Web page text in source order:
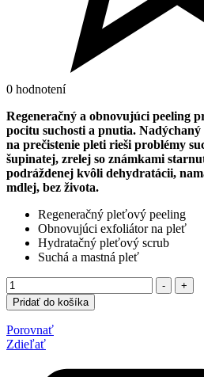
0 hodnotení
Regeneračný a obnovujúci peeling
pocitu suchosti a pnutia.
na prečistenie pleti rieši problémy
šupinatej, zrelej so známkami
podráždenej kvôli dehydratácii,
mdlej, bez života.
Regeneračný pleťový peeling
Obnovujúci exfoliátor na pleť
Hydratačný pleťový scrub
Suchá a mastná pleť
Množstvo
-
+
Pridať do košíka
Porovnať
Zdieľať